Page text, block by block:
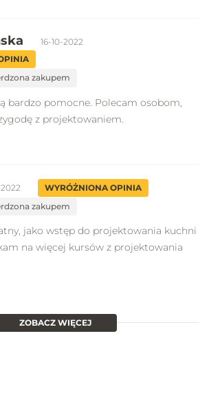
16-10-2022
zakupem
bardzo pomocne. Polecam osobom,
z projektowaniem.
WYRÓŻNIONA OPINIA
zakupem
jako wstęp do projektowania kuchni
na więcej kursów z projektowania
ZOBACZ WIĘCEJ